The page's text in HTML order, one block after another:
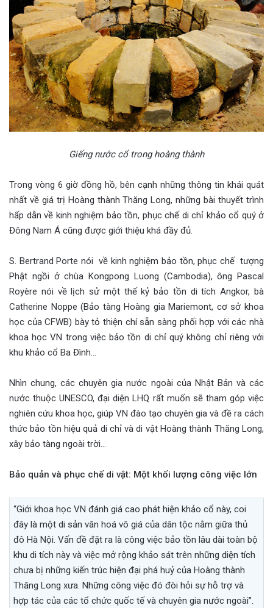
Giếng nước cổ trong hoàng thành
Trong vòng 6 giờ đồng hồ, bên cạnh những thông tin khái quát
nhất về giá trị Hoàng thành Thăng Long, những bài thuyết trình
hấp dẫn về kinh nghiệm bảo tồn, phục chế di chỉ khảo cổ quý ở
Đông Nam Á cũng được giới thiệu khá đầy đủ.
S. Bertrand Porte nói về kinh nghiệm bảo tồn, phục chế tượng
Phật ngồi ở chùa Kongpong Luong (Cambodia), ông Pascal
Royère nói về lịch sử một thế kỷ bảo tồn di tích Angkor, bà
Catherine Noppe (Bảo tàng Hoàng gia Mariemont, cơ sở khoa
học của CFWB) bày tỏ thiện chí sẵn sàng phối hợp với các nhà
khoa học VN trong việc bảo tồn di chỉ quý không chỉ riêng với
khu khảo cổ Ba Đình…
Nhìn chung, các chuyên gia nước ngoài của Nhật Bản và các
nước thuộc UNESCO, đại diện LHQ rất muốn sẽ tham góp việc
nghiên cứu khoa học, giúp VN đào tạo chuyên gia và đề ra cách
thức bảo tồn hiệu quả di chỉ và di vật Hoàng thành Thăng Long,
xây bảo tàng ngoài trời…
Bảo quản và phục chế di vật: Một khối lượng công việc lớn
“Giới khoa học VN đánh giá cao phát hiện khảo cổ này, coi
đây là một di sản văn hoá vô giá của dân tộc nằm giữa thủ
đô Hà Nội. Vấn đề đặt ra là công việc bảo tồn lâu dài toàn bộ
khu di tích này và việc mở rộng khảo sát trên những diện tích
chưa bị những kiến trúc hiện đại phá huỷ của Hoàng thành
Thăng Long xưa. Những công việc đó đòi hỏi sự hỗ trợ và
hợp tác của các tổ chức quốc tế và chuyên gia nước ngoài”.